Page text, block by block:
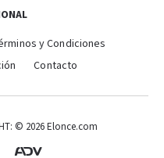
y Condiciones
Contacto
© 2026 Elonce.com